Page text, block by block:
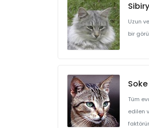
Uzun
bir
Soke
Tüm
edilen